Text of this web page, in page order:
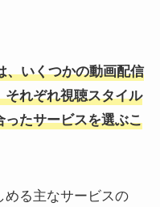
、いくつかの動画配信
れぞれ視聴スタイル
たサービスを選ぶこ
める主なサービスの